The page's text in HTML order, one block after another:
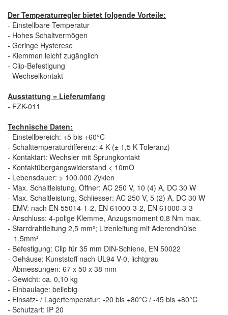
Der Temperaturregler bietet folgende Vorteile:
- Einstellbare Temperatur
- Hohes Schaltvermögen
- Geringe Hysterese
- Klemmen leicht zugänglich
- Clip-Befestigung
- Wechselkontakt
Ausstattung = Lieferumfang
- FZK-011
Technische Daten:
- Einstellbereich: +5 bis +60°C
- Schalttemperaturdifferenz: 4 K (± 1,5 K Toleranz)
- Kontaktart: Wechsler mit Sprungkontakt
- Kontaktübergangswiderstand < 10mO
- Lebensdauer: > 100.000 Zyklen
- Max. Schaltleistung, Öffner: AC 250 V, 10 (4) A, DC 30 W
- Max. Schaltleistung, Schliesser: AC 250 V, 5 (2) A, DC 30 W
- EMV: nach EN 55014-1-2, EN 61000-3-2, EN 61000-3-3
- Anschluss: 4-polige Klemme, Anzugsmoment 0,8 Nm max.
- Starrdrahtleitung 2,5 mm²; Lizenleitung mit Aderendhülse
1,5mm²
- Befestigung: Clip für 35 mm DIN-Schiene, EN 50022
- Gehäuse: Kunststoff nach UL94 V-0, lichtgrau
- Abmessungen: 67 x 50 x 38 mm
- Gewicht: ca. 0,10 kg
- Einbaulage: beliebig
- Einsatz- / Lagertemperatur: -20 bis +80°C / -45 bis +80°C
- Schutzart: IP 20